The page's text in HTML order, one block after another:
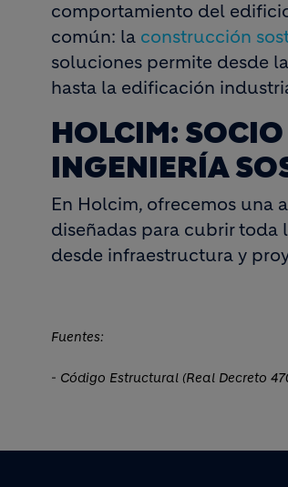
comportamiento del
común: la construcción
soluciones permite desde
hasta la edificación
HOLCIM:
INGENIERÍA
En Holcim, ofrecemos una
diseñadas para cubrir toda
desde infraestructura y
Fuentes:
- Código Estructural (Real Decreto